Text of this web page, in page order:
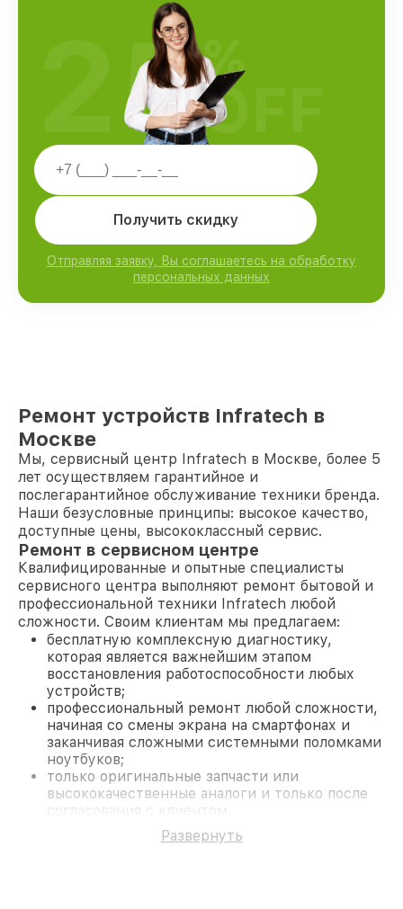
Получить скидку
Отправляя заявку, Вы соглашаетесь на обработку
персональных данных
25%
OFF
Ремонт устройств Infratech в
Москве
Мы, сервисный центр Infratech в Москве, более 5
лет осуществляем гарантийное и
послегарантийное обслуживание техники бренда.
Наши безусловные принципы: высокое качество,
доступные цены, высококлассный сервис.
Ремонт в сервисном центре
Квалифицированные и опытные специалисты
сервисного центра выполняют ремонт бытовой и
профессиональной техники Infratech любой
сложности. Своим клиентам мы предлагаем:
бесплатную комплексную диагностику,
которая является важнейшим этапом
восстановления работоспособности любых
устройств;
профессиональный ремонт любой сложности,
начиная со смены экрана на смартфонах и
заканчивая сложными системными поломками
ноутбуков;
только оригинальные запчасти или
высококачественные аналоги и только после
согласования с клиентом.
На все работы и замененные комплектующие
предоставляется длительная гарантия. В случае
Развернуть